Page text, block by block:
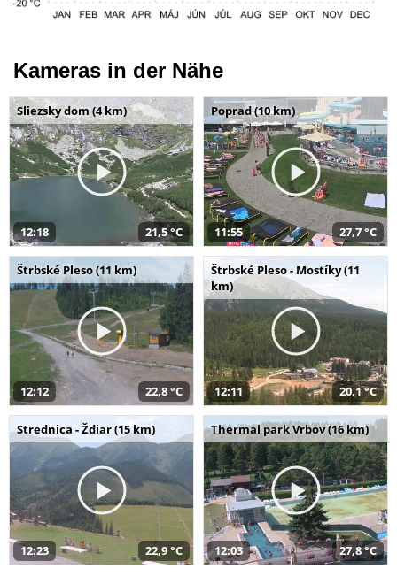
Kameras in der Nähe
Sliezsky dom (4 km)
12:18 21,5 °C
Poprad (10 km)
11:55 27,7 °C
Štrbské Pleso (11 km)
12:12 22,8 °C
Štrbské Pleso - Mostíky (11
km)
12:11 20,1 °C
Strednica - Ždiar (15 km)
12:23 22,9 °C
Thermal park Vrbov (16 km)
12:03 27,8 °C